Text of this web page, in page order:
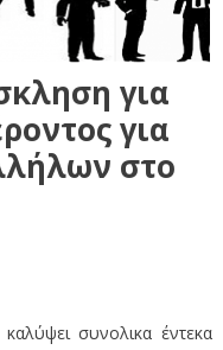
για
για
στο
συνολικα έντεκα